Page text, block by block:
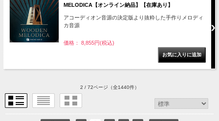
MELODICA【オンライン納品】【在庫あり】
アコーディオン音源の決定版より抜粋した手作りメロディ
カ音源
価格： 8,855円(税込)
2 / 72ページ（全1440件）